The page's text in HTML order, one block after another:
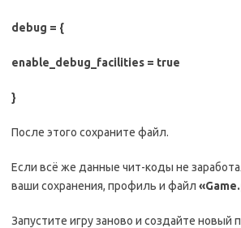
debug = {
enable_debug_facilities = true
}
После этого сохраните файл.
Если всё же данные чит-коды не
ваши сохранения, профиль и файл «Game.
Запустите игру заново и создайте новый